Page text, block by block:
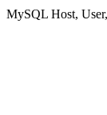
MySQL Host,